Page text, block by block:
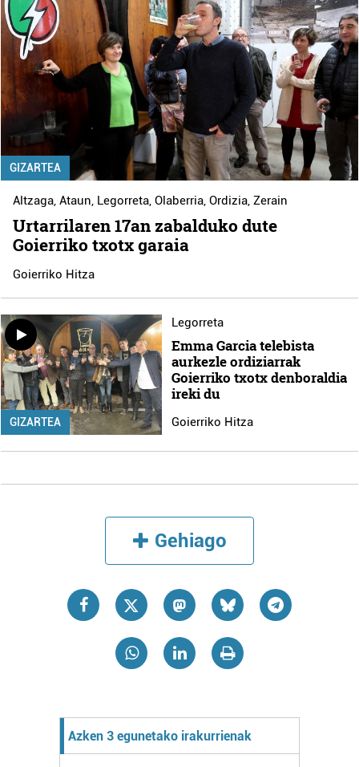
GIZARTEA
Altzaga,Ataun, Legorreta,Olaberria,Ordizia,Zerain
Urtarrilaren 17an zabalduko dute
Goierriko txotx garaia
Goierriko Hitza
GIZARTEA
Legorreta
Emma Garcia telebista
aurkezle ordiziarrak
Goierriko txotx denboraldia
ireki du
Goierriko Hitza
Gehiago
Azken 3 egunetako irakurrienak